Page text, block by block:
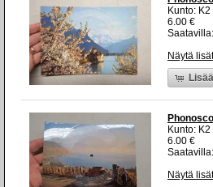
Kunto:
6.00 €
Näytä
Kunto:
6.00 €
Näytä